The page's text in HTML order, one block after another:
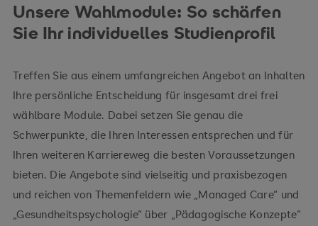
Unsere Wahlmodule: So schärfen
Sie Ihr individuelles Studienprofil
Treffen Sie aus einem umfangreichen Angebot an Inhalten
Ihre persönliche Entscheidung für insgesamt drei frei
wählbare Module. Dabei setzen Sie genau die
Schwerpunkte, die Ihren Interessen entsprechen und für
Ihren weiteren Karriereweg die besten Voraussetzungen
bieten. Die Angebote sind vielseitig und praxisbezogen
und reichen von Themenfeldern wie „Managed Care“ und
„Gesundheitspsychologie“ über „Pädagogische Konzepte“